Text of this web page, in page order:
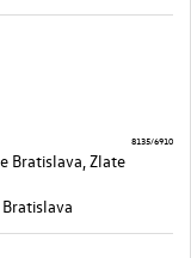
Bratislava, Zlate
8135/6910